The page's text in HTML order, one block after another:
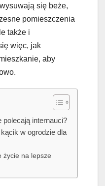
się beże,
pomieszczenia
także i
więc, jak
aby
polecają internauci?
w ogrodzie dla
życie na lepsze